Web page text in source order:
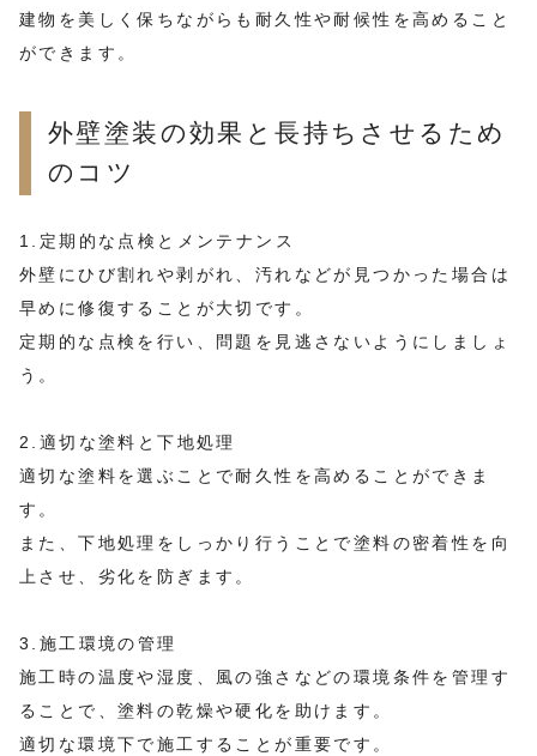
建物を美しく保ちながらも耐久性や耐候性を高めること
ができます。
外壁塗装の効果と長持ちさせるため
のコツ
1.定期的な点検とメンテナンス
外壁にひび割れや剥がれ、汚れなどが見つかった場合は
早めに修復することが大切です。
定期的な点検を行い、問題を見逃さないようにしましょ
う。
2.適切な塗料と下地処理
適切な塗料を選ぶことで耐久性を高めることができま
す。
また、下地処理をしっかり行うことで塗料の密着性を向
上させ、劣化を防ぎます。
3.施工環境の管理
施工時の温度や湿度、風の強さなどの環境条件を管理す
ることで、塗料の乾燥や硬化を助けます。
適切な環境下で施工することが重要です。